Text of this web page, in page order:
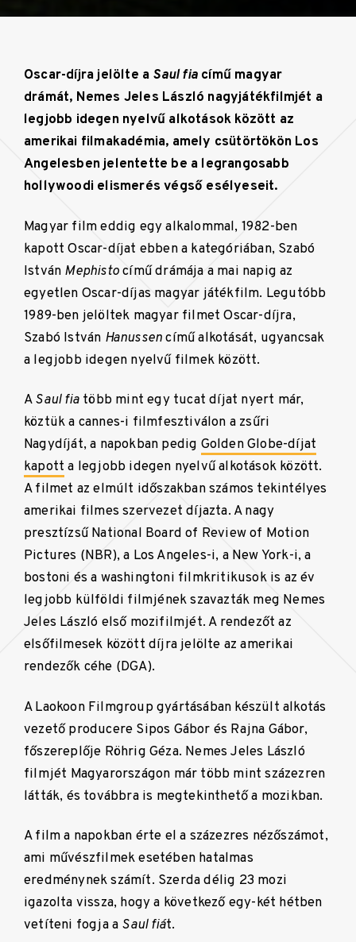
Oscar-díjra jelölte a Saul fia című magyar
drámát, Nemes Jeles László nagyjátékfilmjét a
legjobb idegen nyelvű alkotások között az
amerikai filmakadémia, amely csütörtökön Los
Angelesben jelentette be a legrangosabb
hollywoodi elismerés végső esélyeseit.
Magyar film eddig egy alkalommal, 1982-ben
kapott Oscar-díjat ebben a kategóriában, Szabó
István Mephistocímű drámája a mai napig az
egyetlen Oscar-díjas magyar játékfilm. Legutóbb
1989-ben jelöltek magyar filmet Oscar-díjra,
Szabó István Hanussencímű alkotását, ugyancsak
a legjobb idegen nyelvű filmek között.
ASaul fia több mint egy tucat díjat nyert már,
köztük a cannes-i filmfesztiválon a zsűri
Nagydíját, a napokban pedig Golden Globe-díjat
kapott a legjobb idegen nyelvű alkotások között.
A filmet az elmúlt időszakban számos tekintélyes
amerikai filmes szervezet díjazta. A nagy
presztízsű National Board of Review of Motion
Pictures (NBR), a Los Angeles-i, a New York-i, a
bostoni és a washingtoni filmkritikusok is az év
legjobb külföldi filmjének szavazták meg Nemes
Jeles László első mozifilmjét. A rendezőt az
elsőfilmesek között díjra jelölte az amerikai
rendezők céhe (DGA).
A Laokoon Filmgroup gyártásában készült alkotás
vezető producere Sipos Gábor és Rajna Gábor,
főszereplője Röhrig Géza. Nemes Jeles László
filmjét Magyarországon már több mint százezren
látták, és továbbra is megtekinthető a mozikban.
A film a napokban érte el a százezres nézőszámot,
ami művészfilmek esetében hatalmas
eredménynek számít. Szerda délig 23 mozi
igazolta vissza, hogy a következő egy-két hétben
vetíteni fogja a Saul fiát.